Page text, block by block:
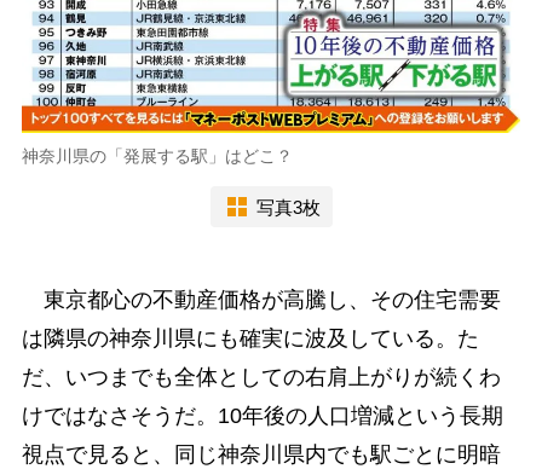
神奈川県の「発展する駅」はどこ？
写真3枚
東京都心の不動産価格が高騰し、その住宅需要
は隣県の神奈川県にも確実に波及している。た
だ、いつまでも全体としての右肩上がりが続くわ
けではなさそうだ。10年後の人口増減という長期
視点で見ると、同じ神奈川県内でも駅ごとに明暗